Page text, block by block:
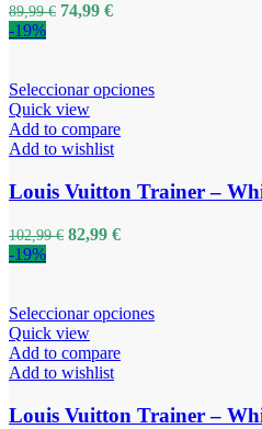
89,99€ 74,99 €
-19%
Seleccionar opciones
Quick view
Add to compare
Add to wishlist
Louis Vuitton Trainer –
102,99€ 82,99 €
-19%
Seleccionar opciones
Quick view
Add to compare
Add to wishlist
Louis Vuitton Trainer –